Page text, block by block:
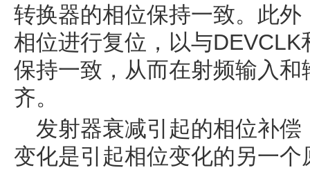
转换器的相位保持一致。此
相位进行复位，以与
保持一致，从而在射频输入
齐。
发射器衰减引起的相位补
变化是引起相位变化的另一